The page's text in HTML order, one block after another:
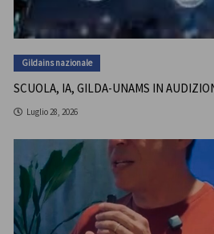
Gildains nazionale
SCUOLA, IA, GILDA-UNAMS IN
Luglio 28, 2026